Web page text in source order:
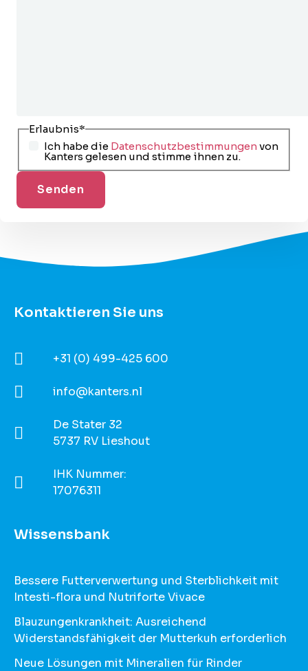
Erlaubnis*
Ich habe die Datenschutzbestimmungenvon
Kanters gelesen und stimme ihnen zu.
Kontaktieren Sie uns
+31 (0) 499-425 600
info@kanters.nl
De Stater 32
5737 RV Lieshout
IHK Nummer:
17076311
Wissensbank
Bessere Futterverwertung und Sterblichkeit mit
Intesti-flora und Nutriforte Vivace
Blauzungenkrankheit: Ausreichend
Widerstandsfähigkeit der Mutterkuh erforderlich
Neue Lösungen mit Mineralien für Rinder